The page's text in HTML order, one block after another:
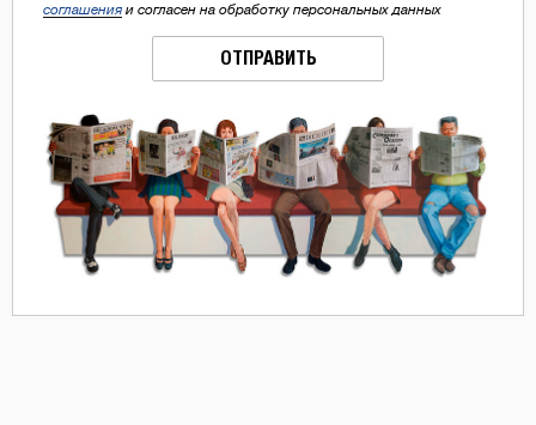
соглашения и согласен на обработку персональных данных
ОТПРАВИТЬ